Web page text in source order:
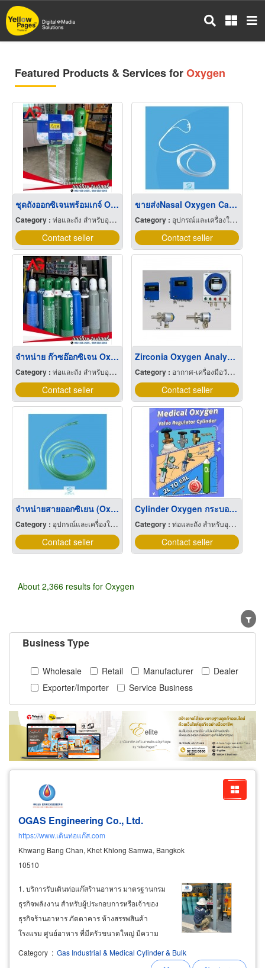
Skip
to
main
Featured Products & Services forOxygen
ชุดถังออกซิเจนพร้อมเกจ์ Oxygen
Category : ท่อและถัง สำหรับอุตสาหกรรมและเวชกรรมแก๊ส
Contact seller
ขายส่งNasal Oxygen Cannala
Category : อุปกรณ์และเครื่องใช้แพทย์และศัลยแพทย์
Contact seller
จำหน่าย ก๊าซอ๊อกซิเจน Oxygen O2 สมุทรสาคร
Category : ท่อและถัง สำหรับอุตสาหกรรมและเวชกรรมแก๊ส
Contact seller
Zirconia Oxygen Analyzers
Category : อากาศ-เครื่องมือวัดคุณภาพ
Contact seller
จำหน่ายสายออกซิเยน (Oxygen Tubing)
Category : อุปกรณ์และเครื่องใช้แพทย์และศัลยแพทย์
Contact seller
Cylinder Oxygen กระบอกสูบออกซิเจน
Category :ท่อและถัง สำหรับอุตสาหกรรมและเวชกรรมแก๊ส
Contact seller
About 2,366 results for Oxygen
Business Type
Wholesale Retail Manufacturer
Dealer
Exporter/Importer
Service Business
OGAS Engineering Co., Ltd.
https://www.เดินท่อแก๊ส.com
Khwang Bang Chan, Khet Khlong Samwa, Bangkok
10510
1. บริการรับเดินท่อแก๊สร้านอาหาร มาตรฐานกรม
ธุรกิจพลังงาน สำหรับผู้ประกอบการหรือเจ้าของ
ธุรกิจร้านอาหาร ภัตตาคาร ห้างสรรพสินค้า
โรงแรม ศูนย์อาหาร ที่มีครัวขนาดใหญ่ มีความ
ประกอบอาหารพร้อมๆกันหลายจุด และกำลังค้นหา
Category : Gas Industrial & Medical Cylinder & Bulk